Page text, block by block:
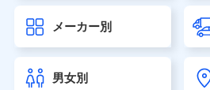
seimei.co.jp）
チューリッヒ生命保険株式会社
東京海上日動あんしん生命保険
メーカー別
男女別